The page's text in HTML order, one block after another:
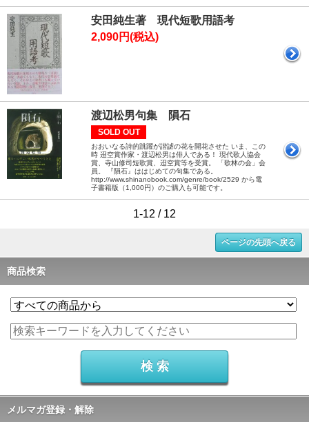
安田純生著 現代短歌用語考
2,090円(税込)
渡辺松男句集 隕石
SOLD OUT
おおいなる詩的跳躍が諧謔の花を開花させた いま、この
時 迢空賞作家・渡辺松男は俳人である！ 現代歌人協会
賞、寺山修司短歌賞、迢空賞等を受賞。 「歌林の会」会
員。 『隕石』ははじめての句集である。
http://www.shinanobook.com/genre/book/2529 から電
子書籍版（1,000円）のご購入も可能です。
1-12 / 12
ページの先頭へ戻る
商品検索
メルマガ登録・解除